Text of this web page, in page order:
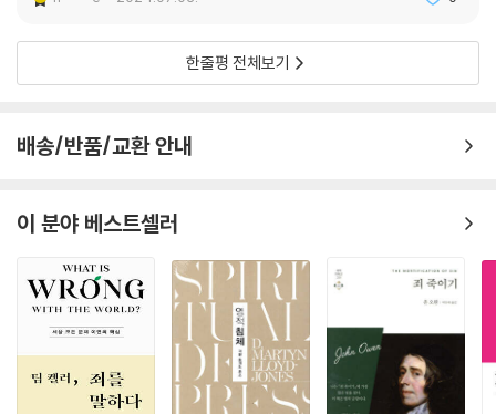
은 잃어버린 낙원이 원래 가려고 했던 그 방향의 최종적 상태로 가는 것을
말합니다. 그것이 저자 이필찬 박사가 힘들여 말하는 “에덴의 회복”입니
이다.… 종말은 창조의 목적이 이루어지는 에덴 회복의 과정이고 성취와
완성의 순간을 가리킨다.”라고 말합니다.
이 책을 읽으면 혹시 신약학자 이필찬 박사가 쓴《구약 성서 신학》이 아닌
가 하는 생각이 들 정도입니다. 맞습니다. 에덴 회복의 관점으로 본 구약 성
서이기 때문입니다. 그 정도로 구약 신학적으로 튼실하며 논리적 일관성이
있는 작품입니다. 게다가 세밀한 구약 주석서를 읽는 느낌마저 듭니다. 본
문 주석에 기반을 둔 구약 신학적 작품이기 때문입니다.
특별히 저자는 창세기 1~3장 해석에 가장 큰 노력을 쏟고 있습니다. 이것
은 당연하고도 중요한 출발입니다. 창조/에덴/아담(1~3장)을 “에덴 회복
한줄평 전체보기
배송/반품/교환 안내
이 분야 베스트셀러